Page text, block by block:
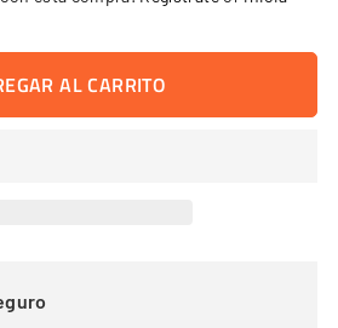
AL CARRITO